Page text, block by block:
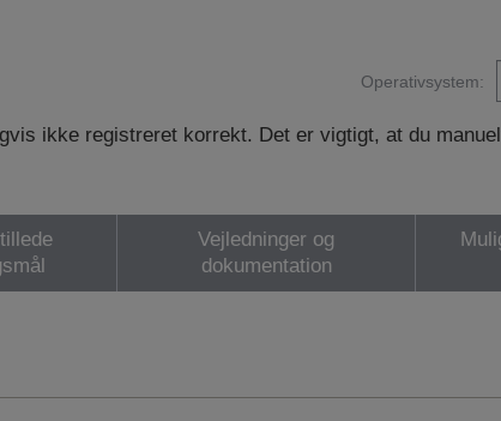
Operativsystem:
ikke registreret korrekt. Det er vigtigt, at du
Vejledninger og
dokumentation